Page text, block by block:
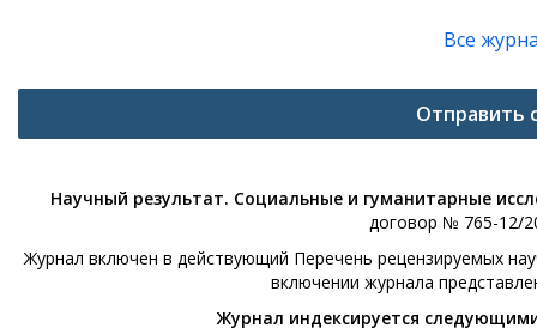
Все
Отправить
Научный результат. Социальные и гуманитарные
договор № 765-12/
Журнал включен в действующий Перечень рецензируемых
включении журнала
Журнал индексируется